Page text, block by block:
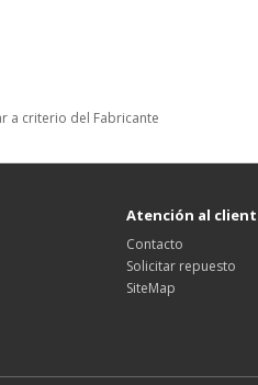
a criterio del Fabricante
Atención al
Contacto
Solicitar repuesto
SiteMap